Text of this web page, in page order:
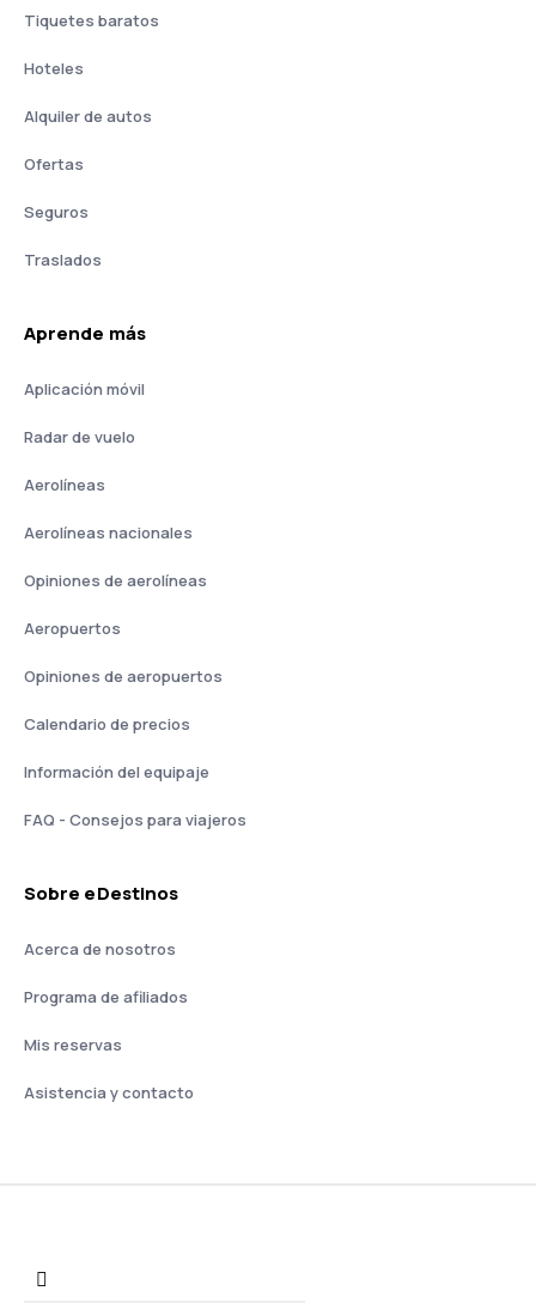
Tiquetes baratos
Hoteles
Alquiler de autos
Ofertas
Seguros
Traslados
Aprende más
Aplicación móvil
Radar de vuelo
Aerolíneas
Aerolíneas nacionales
Opiniones de aerolíneas
Aeropuertos
Opiniones de aeropuertos
Calendario de precios
Información del equipaje
FAQ - Consejos para viajeros
Sobre eDestinos
Acerca de nosotros
Programa de afiliados
Mis reservas
Asistencia y contacto